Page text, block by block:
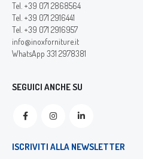
Tel. +39 071 2868564
Tel. +39 071 2916441
Tel. +39 071 2916957
info@inoxforniture.it
WhatsApp 331 2978381
SEGUICI ANCHE SU
ISCRIVITI ALLA NEWSLETTER